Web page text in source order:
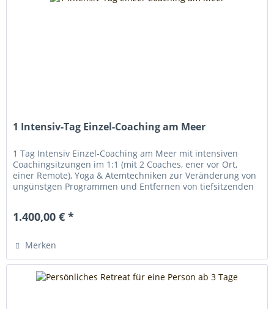
1 Intensiv-Tag Einzel-Coaching am Meer
1 Tag Intensiv Einzel-Coaching am Meer mit intensiven
Coachingsitzungen im 1:1 (mit 2 Coaches, ener vor Ort,
einer Remote), Yoga & Atemtechniken zur Veränderung von
ungünstgen Programmen und Entfernen von tiefsitzenden
1.400,00 € *
Merken